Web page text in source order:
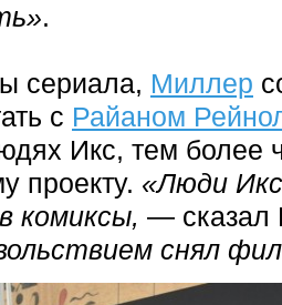
.
сериала, Миллер
с Райаном
Икс, тем более
проекту. «Люди
комиксы, —
снял